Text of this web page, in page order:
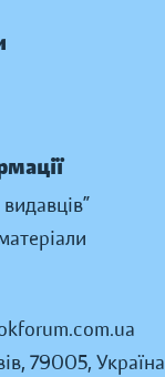
79005, Україна